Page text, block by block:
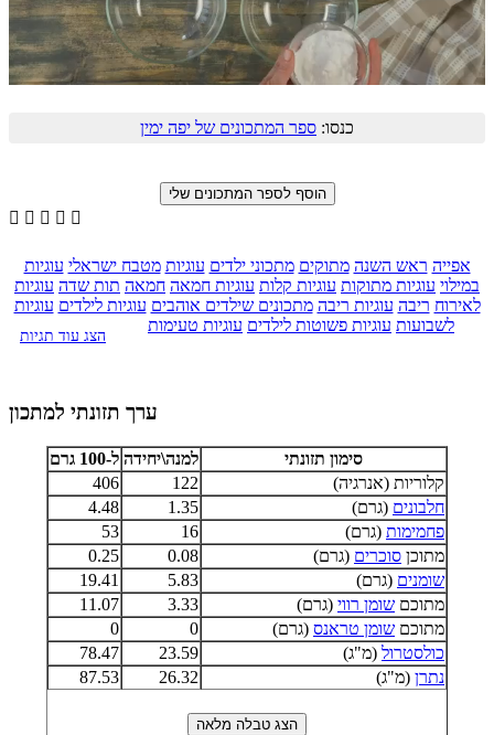
כנסו: ספר המתכונים של יפה ימין
    
אפייה ראש השנה מתוקים מתכוני ילדים עוגיות מטבח ישראלי עוגיות
במילוי עוגיות מתוקות עוגיות קלות עוגיות חמאה חמאה תות שדה עוגיות
לאירוח ריבה עוגיות ריבה מתכונים שילדים אוהבים עוגיות לילדים עוגיות
לשבועות עוגיות פשוטות לילדים עוגיות טעימות
הצג עוד תגיות
ערך תזונתי למתכון
סימון תזונתי למנה\יחידה ל-100 גרם
קלוריות (אנרגיה)
122
406
חלבונים (גרם) 1.35
4.48
פחמימות (גרם) 16
53
מתוכן סוכרים (גרם) 0.08
0.25
שומנים (גרם) 5.83
19.41
מתוכם שומן רווי (גרם) 3.33
11.07
מתוכם שומן טראנס (גרם) 0
0
כולסטרול (מ"ג) 23.59
78.47
נתרן (מ"ג) 26.32
87.53